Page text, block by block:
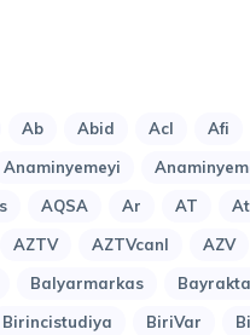
Ab Abid Acl Afi
Anaminyemeyi
AQSA Ar AT
AZTV AZTVcanl AZV
Balyarmarkas
Birincistudiya BiriVar